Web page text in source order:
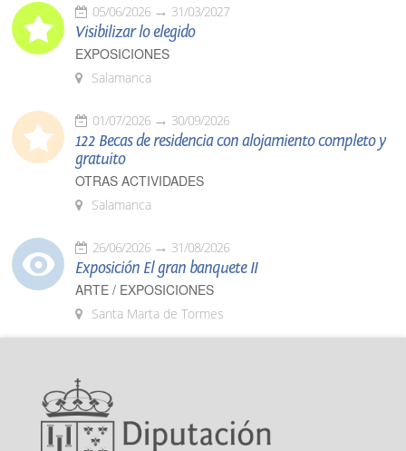
05/06/2026 31/03/2027
Visibilizar lo elegido
EXPOSICIONES
Salamanca
01/07/2026 30/09/2026
122 Becas de residencia con alojamiento completo y
gratuito
OTRAS ACTIVIDADES
Salamanca
26/06/2026 31/08/2026
Exposición El gran banquete II
ARTE / EXPOSICIONES
Santa Marta de Tormes